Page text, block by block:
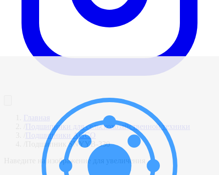
Главная
Подшипники для сельскохозяйственной техники
Подшипники AGCO
Подшипник SNYYB-330
Наведите на изображение для увеличения